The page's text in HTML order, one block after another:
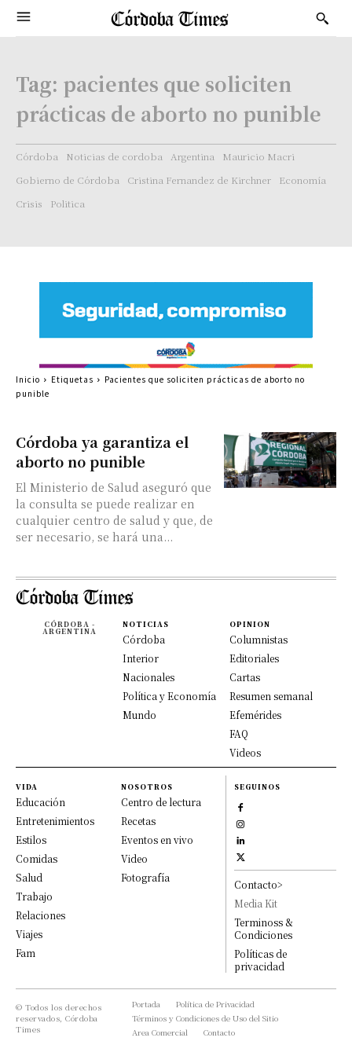
Tag: pacientes que soliciten
prácticas de aborto no punible
Córdoba Noticias de cordoba Argentina
Mauricio Macri
Gobierno de Córdoba
Cristina Fernandez de Kirchner
Economía
Crisis
Politica
Córdoba ya garantiza el
aborto no punible
El Ministerio de Salud aseguró que
la consulta se puede realizar en
cualquier centro de salud y que, de
ser necesario, se hará una...
Inicio Etiquetas
Pacientes que soliciten prácticas de aborto no
punible
CÓRDOBA -
ARGENTINA
NOTICIAS
Córdoba
Interior
Nacionales
Política y Economía
Mundo
OPINION
Columnistas
Editoriales
Cartas
Resumen semanal
Efemérides
FAQ
Videos
VIDA
Educación
Entretenimientos
Estilos
Comidas
Salud
Trabajo
Relaciones
Viajes
Fam
NOSOTROS
Centro de lectura
Recetas
Eventos en vivo
Video
Fotografía
SEGUINOS
Contacto>
Media Kit
Terminoss &
Condiciones
Políticas de
privacidad
© Todos los derechos
reservados, Córdoba
Times
Portada
Política de Privacidad
Términos y Condiciones de Uso del Sitio
Area Comercial
Contacto